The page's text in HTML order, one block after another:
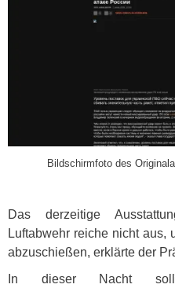
Bildschirmfoto des
Das derzeitige
Luftabwehr reiche nicht aus,
abzuschießen, erklärte der
In dieser Nacht